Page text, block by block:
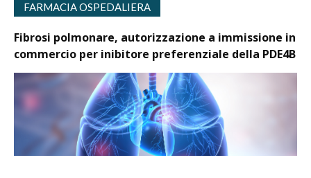
FARMACIA OSPEDALIERA
Fibrosi polmonare, autorizzazione a immissione in
commercio per inibitore preferenziale della PDE4B